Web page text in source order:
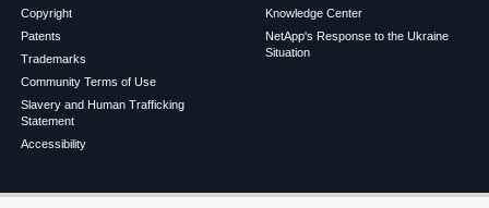
Copyright
Patents
Trademarks
Community Terms of Use
Slavery and Human Trafficking
Statement
Accessibility
Knowledge Center
NetApp's Response to the Ukraine
Situation